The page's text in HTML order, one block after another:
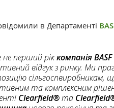
в Департаменті
не перший ріккомпанія BASF
відгук з ринку. Ми
та комплексним
Clearfield®та